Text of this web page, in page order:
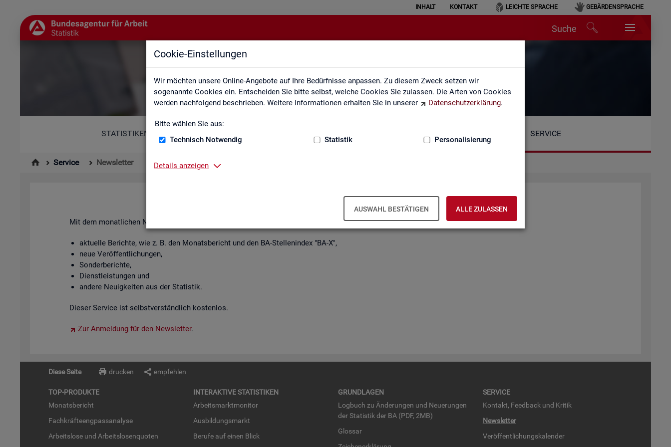
Cookie-Einstellungen
Wir möchten unsere Online-Angebote auf Ihre Bedürfnisse anpassen. Zu diesem Zweck setzen wir
sogenannte Cookies ein. Entscheiden Sie bitte selbst, welche Cookies Sie zulassen. Die Arten von Cookies
werden nachfolgend beschrieben. Weitere Informationen erhalten Sie in unserer
Datenschutzerklärung.
Bitte wählen Sie aus:
Technisch Notwendig
Statistik Personalisierung
Details anzeigen
AUSWAHL BESTÄTIGEN ALLE ZULASSEN
INHALT KONTAKT LEICHTE SPRACHE GEBÄRDENSPRACHE
Suche
Newsletter
STATISTIKEN SERVICE
Service Newsletter
News­let­ter Sta­tis­tik und Ar­beits­markt­be­richt­erstat­tung der BA
Mit dem mo­nat­li­chen News­let­ter in­for­mie­ren wir Sie über ver­schie­de­ne The­men und ak­tu­el­le Ent­wick­lun­gen.
ak­tu­el­le Be­rich­te, wie z. B. den Mo­nats­be­richt und den BA-Stel­len­in­dex "BA-X",
neue Ver­öf­fent­li­chun­gen,
Son­der­be­rich­te,
Dienst­leis­tun­gen und
an­de­re Neu­ig­kei­ten aus der Sta­tis­tik.
Die­ser Ser­vice ist selbst­ver­ständ­lich kos­ten­los.
Zur An­mel­dung für den News­let­ter.
Diese Seite drucken empfehlen
TOP-PRO­DUK­TE
Mo­nats­be­richt
Fach­kräf­te­eng­pass­ana­ly­se
Ar­beits­lo­se und Ar­beits­lo­sen­quo­ten
IN­TER­AK­TI­VE STA­TIS­TI­KEN
Ar­beits­markt­mo­ni­tor
Aus­bil­dungs­markt
Be­ru­fe auf einen Blick
GRUND­LA­GEN
Log­buch zu Än­de­run­gen und Neue­run­gen
der Sta­tis­tik der BA (PDF, 2MB)
Glos­sar
SER­VICE
Kon­takt, Feed­back und Kri­tik
News­let­ter
Ver­öf­fent­li­chungs­ka­len­der